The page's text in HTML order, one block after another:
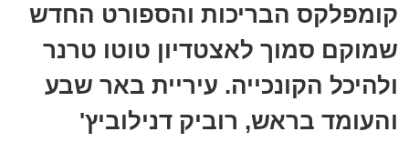
קומפלקס הבריכות והספורט החדש
שמוקם סמוך לאצטדיון טוטו טרנר
ולהיכל הקונכייה. עיריית באר שבע
והעומד בראש, רוביק דנילוביץ'